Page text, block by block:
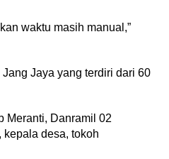
waktu masih manual,”
Jaya yang terdiri dari 60
Meranti, Danramil 02
kepala desa, tokoh